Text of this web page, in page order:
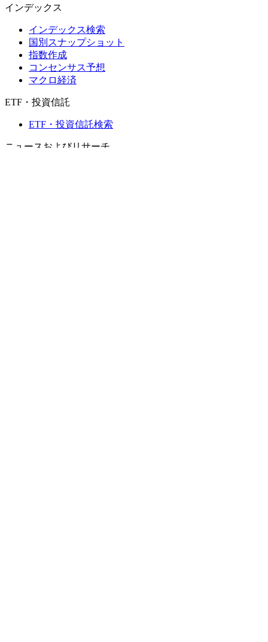
インデックス
インデックス検索
国別スナップショット
指数作成
コンセンサス予想
マクロ経済
ETF・投資信託
ETF・投資信託検索
ニュースおよびリサーチ